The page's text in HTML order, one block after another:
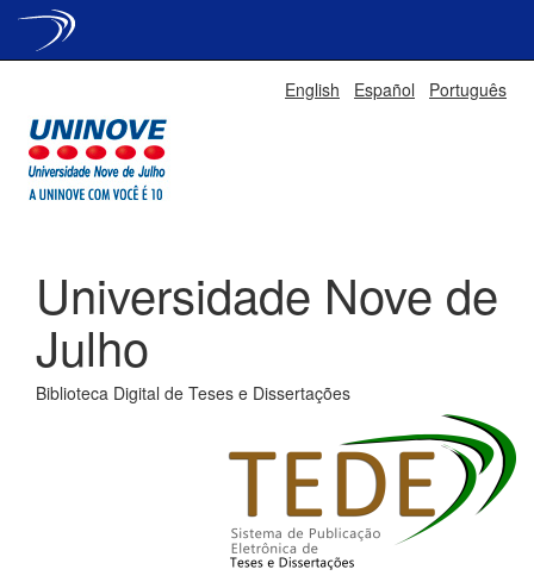
English Español Português
Universidade Nove de
Julho
Biblioteca Digital de Teses e Dissertações